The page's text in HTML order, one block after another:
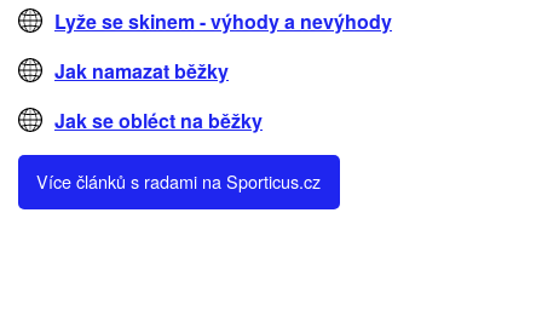
Lyže se skinem - výhody a nevýhody
Jak namazat běžky
Jak se obléct na běžky
Více článků s radami na Sporticus.cz